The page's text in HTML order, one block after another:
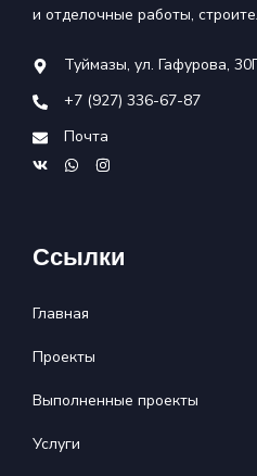
и отделочные работы,
Туймазы, ул. Гафурова,
+7 (927) 336-67-87
Почта
Ссылки
Главная
Проекты
Выполненные проекты
Услуги